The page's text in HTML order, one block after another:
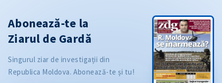
Abonează-te la
Ziarul de Gardă
Singurul ziar de investigații din
Republica Moldova. Abonează-te și tu!